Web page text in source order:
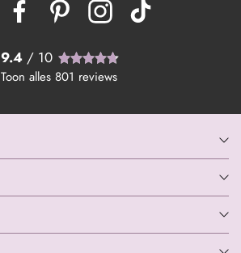
9.4 / 10
Toon alles 801 reviews